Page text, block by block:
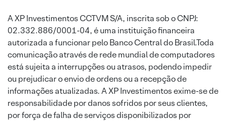
A XP Investimentos CCTVM S/A, inscrita sob o CNPJ:
02.332.886/0001-04, é uma instituição financeira
autorizada a funcionar pelo Banco Central do Brasil.Toda
comunicação através de rede mundial de computadores
está sujeita a interrupções ou atrasos, podendo impedir
ou prejudicar o envio de ordens ou a recepção de
informações atualizadas. A XP Investimentos exime-se de
responsabilidade por danos sofridos por seus clientes,
por força de falha de serviços disponibilizados por